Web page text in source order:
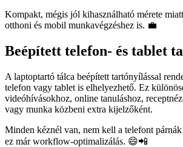
Kompakt, mégis jól kihasználható mérete
otthoni és mobil munkavégzéshez is. 💼
Beépített telefon- és tablet
A laptoptartó tálca beépített tartónyílással
telefon vagy tablet is elhelyezhető. Ez
videóhívásokhoz, online tanuláshoz,
vagy munka közbeni extra kijelzőként.
Minden kéznél van, nem kell a telefont
ez már workflow-optimalizálás. 😄📲